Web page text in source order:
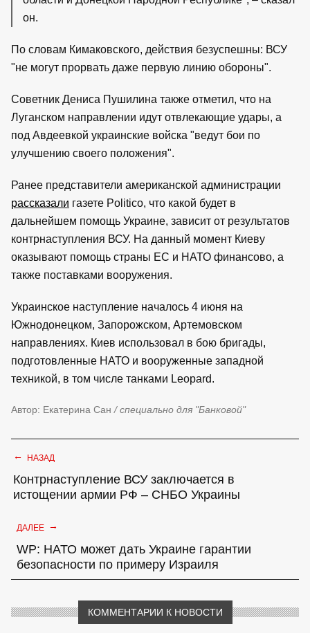
он.
По словам Кимаковского, действия безуспешны: ВСУ
"не могут прорвать даже первую линию обороны".
Советник Дениса Пушилина также отметил, что на
Луганском направлении идут отвлекающие удары, а
под Авдеевкой украинские войска "ведут бои по
улучшению своего положения".
Ранее представители американской администрации
рассказали газете Politico, что какой будет в
дальнейшем помощь Украине, зависит от результатов
контрнаступления ВСУ. На данный момент Киеву
оказывают помощь страны ЕС и НАТО финансово, а
также поставками вооружения.
Украинское наступление началось 4 июня на
Южнодонецком, Запорожском, Артемовском
направлениях. Киев использовал в бою бригады,
подготовленные НАТО и вооруженные западной
техникой, в том числе танками Leopard.
Автор: Екатерина Сан / специально для "Банковой"
← НАЗАД
Контрнаступление ВСУ заключается в
истощении армии РФ – СНБО Украины
ДАЛЕЕ →
WP: НАТО может дать Украине гарантии
безопасности по примеру Израиля
КОММЕНТАРИИ К НОВОСТИ